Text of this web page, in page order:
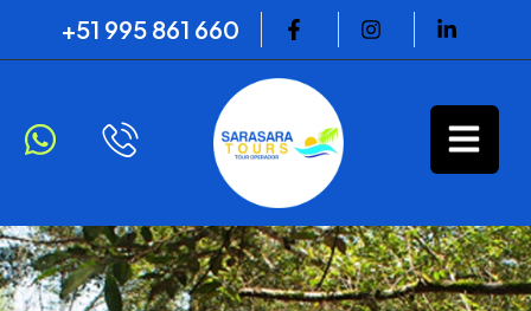
+51 995 861 660